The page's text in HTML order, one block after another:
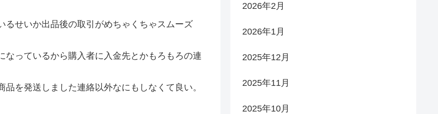
るせいか出品後の取引がめちゃくちゃスムーズ
っているから購入者に入金先とかもろもろの連
を発送しました連絡以外なにもしなくて良い。
2026年2月
2026年1月
2025年12月
2025年11月
2025年10月